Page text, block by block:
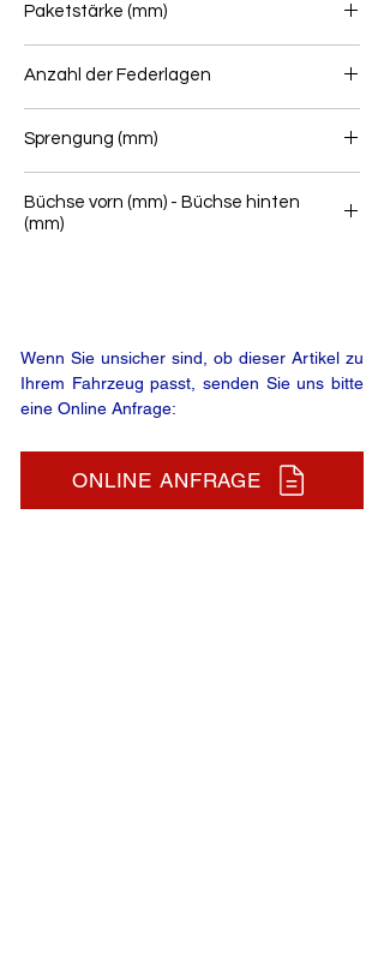
Paketstärke (mm)
Anzahl der Federlagen
Sprengung (mm)
Büchse vorn (mm) - Büchse hinten
(mm)
Wenn Sie unsicher sind, ob dieser Artikel zu
Ihrem Fahrzeug passt, senden Sie uns bitte
eine Online Anfrage:
ONLINE ANFRAGE